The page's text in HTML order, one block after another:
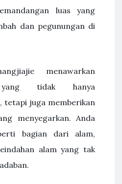
luas yang
dan pegunungan di
menawarkan
yang tidak hanya
tetapi juga memberikan
menyegarkan. Anda
bagian dari alam,
alam yang tak